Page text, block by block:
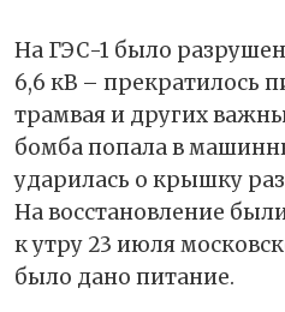
На ГЭС-1 было
6,6 кВ – прекратилось
трамвая и других
бомба попала в
ударилась о крышку
На восстановление
к утру 23 июля
было дано питание.